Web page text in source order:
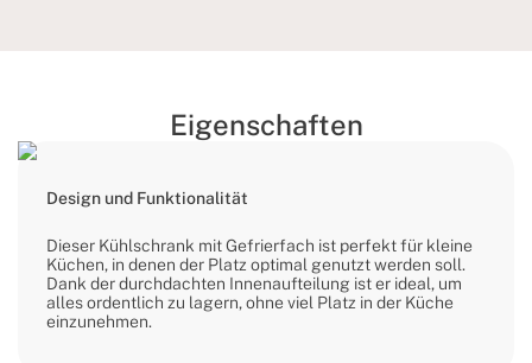
Eigenschaften
Design und Funktionalität
Dieser Kühlschrank mit Gefrierfach ist perfekt für kleine
Küchen, in denen der Platz optimal genutzt werden soll.
Dank der durchdachten Innenaufteilung ist er ideal, um
alles ordentlich zu lagern, ohne viel Platz in der Küche
einzunehmen.